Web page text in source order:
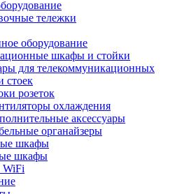
тележки
оборудование
шкафы и стойки
для телекоммуникационных
стоек
розеток
охлаждения
аксессуары
органайзеры
шкафы
шкафы
WiFi